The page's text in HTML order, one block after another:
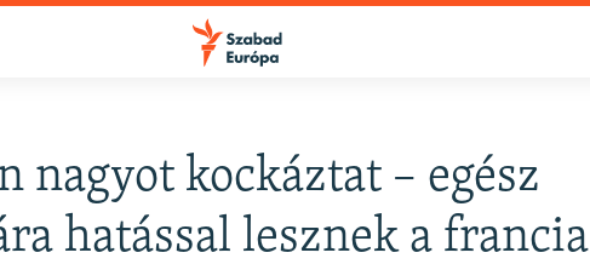
nagyot kockáztat – egész
hatással lesznek a francia
FELIRATKOZÁS